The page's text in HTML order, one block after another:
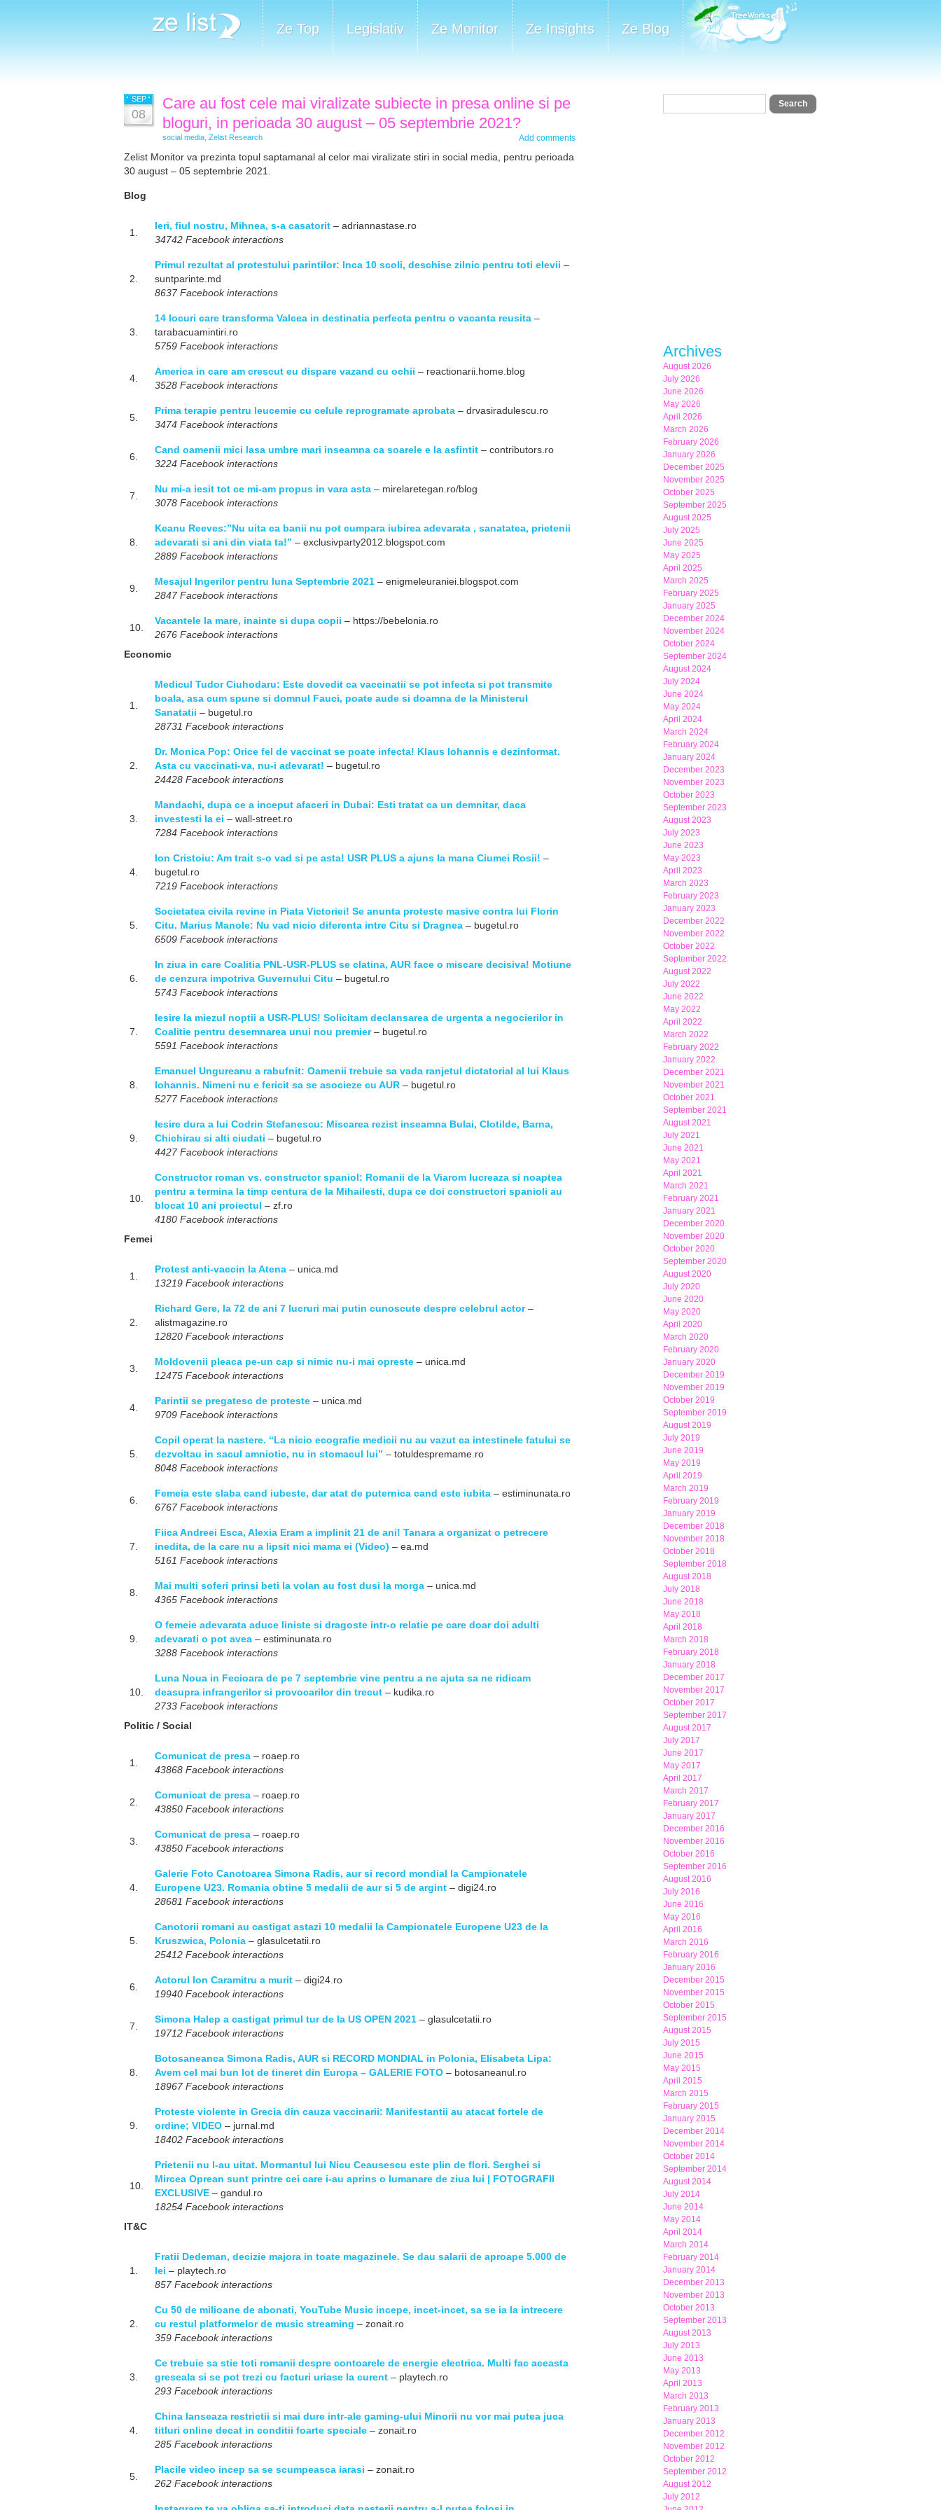
Ze Top Legislativ Ze Monitor Ze Insights Ze Blog
SEP
08
Care au fost cele mai viralizate subiecte in presa online si pe
bloguri, in perioada 30 august – 05 septembrie 2021?
social media Zelist Research Add comments
Zelist Monitor va prezinta topul saptamanal al celor mai viralizate stiri in social media, pentru perioada
30 august – 05 septembrie 2021.
Blog
1.
Ieri, fiul nostru, Mihnea, s-a casatorit – adriannastase.ro
34742 Facebook interactions
2.
Primul rezultat al protestului parintilor: Inca 10 scoli, deschise zilnic pentru toti elevii –
suntparinte.md
8637 Facebook interactions
3.
14 locuri care transforma Valcea in destinatia perfecta pentru o vacanta reusita –
tarabacuamintiri.ro
5759 Facebook interactions
4.
America in care am crescut eu dispare vazand cu ochii – reactionarii.home.blog
3528 Facebook interactions
5.
Prima terapie pentru leucemie cu celule reprogramate aprobata – drvasiradulescu.ro
3474 Facebook interactions
6.
Cand oamenii mici lasa umbre mari inseamna ca soarele e la asfintit – contributors.ro
3224 Facebook interactions
7.
Nu mi-a iesit tot ce mi-am propus in vara asta – mirelaretegan.ro/blog
3078 Facebook interactions
8.
Keanu Reeves:”Nu uita ca banii nu pot cumpara iubirea adevarata , sanatatea, prietenii
adevarati si ani din viata ta!” – exclusivparty2012.blogspot.com
2889 Facebook interactions
9.
Mesajul Ingerilor pentru luna Septembrie 2021 – enigmeleuraniei.blogspot.com
2847 Facebook interactions
10.
Vacantele la mare, inainte si dupa copii – https://bebelonia.ro
2676 Facebook interactions
Economic
1.
Medicul Tudor Ciuhodaru: Este dovedit ca vaccinatii se pot infecta si pot transmite
boala, asa cum spune si domnul Fauci, poate aude si doamna de la Ministerul
Sanatatii – bugetul.ro
28731 Facebook interactions
2.
Dr. Monica Pop: Orice fel de vaccinat se poate infecta! Klaus Iohannis e dezinformat.
Asta cu vaccinati-va, nu-i adevarat! – bugetul.ro
24428 Facebook interactions
3.
Mandachi, dupa ce a inceput afaceri in Dubai: Esti tratat ca un demnitar, daca
investesti la ei – wall-street.ro
7284 Facebook interactions
4.
Ion Cristoiu: Am trait s-o vad si pe asta! USR PLUS a ajuns la mana Ciumei Rosii! –
bugetul.ro
7219 Facebook interactions
5.
Societatea civila revine in Piata Victoriei! Se anunta proteste masive contra lui Florin
Citu. Marius Manole: Nu vad nicio diferenta intre Citu si Dragnea – bugetul.ro
6509 Facebook interactions
6.
In ziua in care Coalitia PNL-USR-PLUS se clatina, AUR face o miscare decisiva! Motiune
de cenzura impotriva Guvernului Citu – bugetul.ro
5743 Facebook interactions
7.
Iesire la miezul noptii a USR-PLUS! Solicitam declansarea de urgenta a negocierilor in
Coalitie pentru desemnarea unui nou premier– bugetul.ro
5591 Facebook interactions
8.
Emanuel Ungureanu a rabufnit: Oamenii trebuie sa vada ranjetul dictatorial al lui Klaus
Iohannis. Nimeni nu e fericit sa se asocieze cu AUR – bugetul.ro
5277 Facebook interactions
9.
Iesire dura a lui Codrin Stefanescu: Miscarea rezist inseamna Bulai, Clotilde, Barna,
Chichirau si alti ciudati – bugetul.ro
4427 Facebook interactions
10.
Constructor roman vs. constructor spaniol: Romanii de la Viarom lucreaza si noaptea
pentru a termina la timp centura de la Mihailesti, dupa ce doi constructori spanioli au
blocat 10 ani proiectul – zf.ro
4180 Facebook interactions
Femei
1.
Protest anti-vaccin la Atena – unica.md
13219 Facebook interactions
2.
Richard Gere, la 72 de ani 7 lucruri mai putin cunoscute despre celebrul actor–
alistmagazine.ro
12820 Facebook interactions
3.
Moldovenii pleaca pe-un cap si nimic nu-i mai opreste – unica.md
12475 Facebook interactions
4.
Parintii se pregatesc de proteste – unica.md
9709 Facebook interactions
5.
Copil operat la nastere. “La nicio ecografie medicii nu au vazut ca intestinele fatului se
dezvoltau in sacul amniotic, nu in stomacul lui” – totuldespremame.ro
8048 Facebook interactions
6.
Femeia este slaba cand iubeste, dar atat de puternica cand este iubita – estiminunata.ro
6767 Facebook interactions
7.
Fiica Andreei Esca, Alexia Eram a implinit 21 de ani! Tanara a organizat o petrecere
inedita, de la care nu a lipsit nici mama ei (Video) – ea.md
5161 Facebook interactions
8.
Mai multi soferi prinsi beti la volan au fost dusi la morga – unica.md
4365 Facebook interactions
9.
O femeie adevarata aduce liniste si dragoste intr-o relatie pe care doar doi adulti
adevarati o pot avea – estiminunata.ro
3288 Facebook interactions
10.
Luna Noua in Fecioara de pe 7 septembrie vine pentru a ne ajuta sa ne ridicam
deasupra infrangerilor si provocarilor din trecut – kudika.ro
2733 Facebook interactions
Politic / Social
1.
Comunicat de presa – roaep.ro
43868 Facebook interactions
2.
Comunicat de presa – roaep.ro
43850 Facebook interactions
3.
Comunicat de presa – roaep.ro
43850 Facebook interactions
4.
Galerie Foto Canotoarea Simona Radis, aur si record mondial la Campionatele
Europene U23. Romania obtine 5 medalii de aur si 5 de argint – digi24.ro
28681 Facebook interactions
5.
Canotorii romani au castigat astazi 10 medalii la Campionatele Europene U23 de la
Kruszwica, Polonia – glasulcetatii.ro
25412 Facebook interactions
6.
Actorul Ion Caramitru a murit – digi24.ro
19940 Facebook interactions
7.
Simona Halep a castigat primul tur de la US OPEN 2021 – glasulcetatii.ro
19712 Facebook interactions
8.
Botosaneanca Simona Radis, AUR si RECORD MONDIAL in Polonia, Elisabeta Lipa:
Avem cel mai bun lot de tineret din Europa – GALERIE FOTO – botosaneanul.ro
18967 Facebook interactions
9.
Proteste violente in Grecia din cauza vaccinarii: Manifestantii au atacat fortele de
ordine; VIDEO – jurnal.md
18402 Facebook interactions
10.
Prietenii nu l-au uitat. Mormantul lui Nicu Ceausescu este plin de flori. Serghei si
Mircea Oprean sunt printre cei care i-au aprins o lumanare de ziua lui | FOTOGRAFII
EXCLUSIVE – gandul.ro
18254 Facebook interactions
IT&C
1.
Fratii Dedeman, decizie majora in toate magazinele. Se dau salarii de aproape 5.000 de
lei – playtech.ro
857 Facebook interactions
2.
Cu 50 de milioane de abonati, YouTube Music incepe, incet-incet, sa se ia la intrecere
cu restul platformelor de music streaming – zonait.ro
359 Facebook interactions
3.
Ce trebuie sa stie toti romanii despre contoarele de energie electrica. Multi fac aceasta
greseala si se pot trezi cu facturi uriase la curent – playtech.ro
293 Facebook interactions
4.
China lanseaza restrictii si mai dure intr-ale gaming-ului Minorii nu vor mai putea juca
titluri online decat in conditii foarte speciale – zonait.ro
285 Facebook interactions
5.
Placile video incep sa se scumpeasca iarasi – zonait.ro
262 Facebook interactions
Archives
August 2026
July 2026
June 2026
May 2026
April 2026
March 2026
February 2026
January 2026
December 2025
November 2025
October 2025
September 2025
August 2025
July 2025
June 2025
May 2025
April 2025
March 2025
February 2025
January 2025
December 2024
November 2024
October 2024
September 2024
August 2024
July 2024
June 2024
May 2024
April 2024
March 2024
February 2024
January 2024
December 2023
November 2023
October 2023
September 2023
August 2023
July 2023
June 2023
May 2023
April 2023
March 2023
February 2023
January 2023
December 2022
November 2022
October 2022
September 2022
August 2022
July 2022
June 2022
May 2022
April 2022
March 2022
February 2022
January 2022
December 2021
November 2021
October 2021
September 2021
August 2021
July 2021
June 2021
May 2021
April 2021
March 2021
February 2021
January 2021
December 2020
November 2020
October 2020
September 2020
August 2020
July 2020
June 2020
May 2020
April 2020
March 2020
February 2020
January 2020
December 2019
November 2019
October 2019
September 2019
August 2019
July 2019
June 2019
May 2019
April 2019
March 2019
February 2019
January 2019
December 2018
November 2018
October 2018
September 2018
August 2018
July 2018
June 2018
May 2018
April 2018
March 2018
February 2018
January 2018
December 2017
November 2017
October 2017
September 2017
August 2017
July 2017
June 2017
May 2017
April 2017
March 2017
February 2017
January 2017
December 2016
November 2016
October 2016
September 2016
August 2016
July 2016
June 2016
May 2016
April 2016
March 2016
February 2016
January 2016
December 2015
November 2015
October 2015
September 2015
August 2015
July 2015
June 2015
May 2015
April 2015
March 2015
February 2015
January 2015
December 2014
November 2014
October 2014
September 2014
August 2014
July 2014
June 2014
May 2014
April 2014
March 2014
February 2014
January 2014
December 2013
November 2013
October 2013
September 2013
August 2013
July 2013
June 2013
May 2013
April 2013
March 2013
February 2013
January 2013
December 2012
November 2012
October 2012
September 2012
August 2012
July 2012